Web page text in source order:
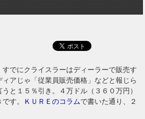
でにクライスラーはディーラーで販売す
アじゃ「従業員販売価格」などと報じら
と１５％引き。４万ドル（３６０万円）
す。
ＫＵＲＥのコラムで書いた通り、２